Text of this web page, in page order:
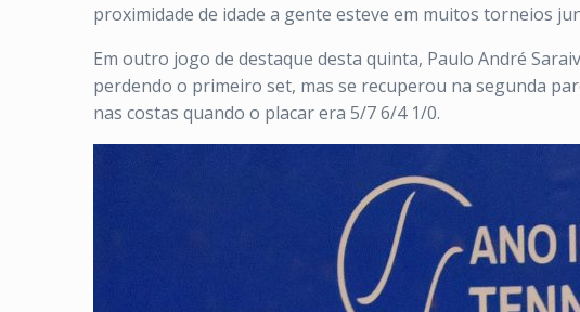
proximidade de idade a gente esteve em muitos torneios
Em outro jogo de destaque desta quinta, Paulo André
perdendo o primeiro set, mas se recuperou na segunda
nas costas quando o placar era 5/7 6/4 1/0.